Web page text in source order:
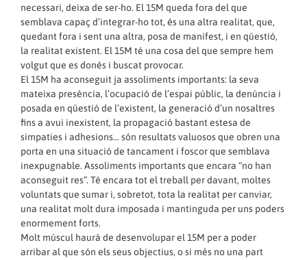
necessari, deixa de ser-ho. El 15M queda fora del que
semblava capaç d’integrar-ho tot, és una altra realitat, que,
quedant fora i sent una altra, posa de manifest, i en qüestió,
la realitat existent. El 15M té una cosa del que sempre hem
volgut que es donés i buscat provocar.
El 15M ha aconseguit ja assoliments importants: la seva
mateixa presència, l’ocupació de l’espai públic, la denúncia i
posada en qüestió de l’existent, la generació d’un nosaltres
fins a avui inexistent, la propagació bastant estesa de
simpaties i adhesions… són resultats valuosos que obren una
porta en una situació de tancament i foscor que semblava
inexpugnable. Assoliments importants que encara “no han
aconseguit res”. Té encara tot el treball per davant, moltes
voluntats que sumar i, sobretot, tota la realitat per canviar,
una realitat molt dura imposada i mantinguda per uns poders
enormement forts.
Molt múscul haurà de desenvolupar el 15M per a poder
arribar al que són els seus objectius, o si més no una part